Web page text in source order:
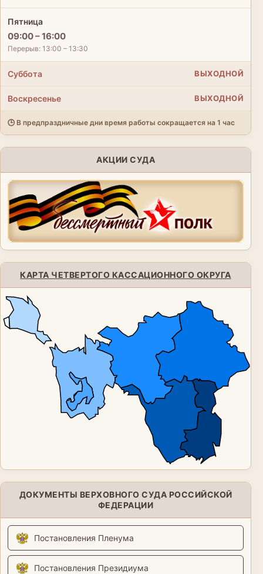
Пятница
09:00 – 16:00
Перерыв: 13:00 – 13:30
Суббота ВЫХОДНОЙ
Воскресенье ВЫХОДНОЙ
🕒 В предпраздничные дни время работы сокращается на 1 час
АКЦИИ СУДА
КАРТА ЧЕТВЕРТОГО КАССАЦИОННОГО ОКРУГА
ДОКУМЕНТЫ ВЕРХОВНОГО СУДА РОССИЙСКОЙ
ФЕДЕРАЦИИ
Постановления Пленума
Постановления Президиума